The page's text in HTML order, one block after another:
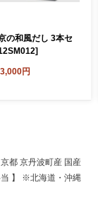
の和風だし 3本セ
円
都 京丹波町産 国産
当 】 ※北海道・沖縄